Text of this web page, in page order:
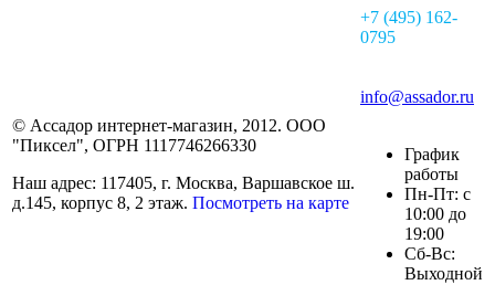
© Ассадор интернет-магазин, 2012. ООО
"Пиксел", ОГРН 1117746266330
Наш адрес: 117405, г. Москва, Варшавское ш.
д.145, корпус 8, 2 этаж. Посмотреть на карте
+7 (495) 162-
0795
info@assador.ru
График
работы
Пн-Пт: с
10:00 до
19:00
Сб-Вс:
Выходной